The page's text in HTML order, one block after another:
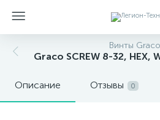
Винты Graco
Graco SCREW 8-32, HEX,
Описание Отзывы 0